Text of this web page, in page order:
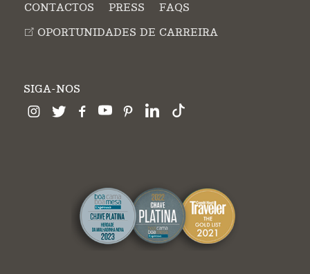
CONTACTOS PRESS
FAQS
OPORTUNIDADES DE CARREIRA
SIGA-NOS